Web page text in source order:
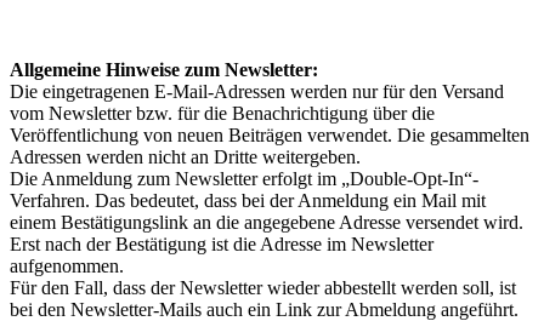
Allgemeine Hinweise zum Newsletter:
Die eingetragenen E-Mail-Adressen werden nur für den Versand
vom Newsletter bzw. für die Benachrichtigung über die
Veröffentlichung von neuen Beiträgen verwendet. Die gesammelten
Adressen werden nicht an Dritte weitergeben.
Die Anmeldung zum Newsletter erfolgt im „Double-Opt-In“-
Verfahren. Das bedeutet, dass bei der Anmeldung ein Mail mit
einem Bestätigungslink an die angegebene Adresse versendet wird.
Erst nach der Bestätigung ist die Adresse im Newsletter
aufgenommen.
Für den Fall, dass der Newsletter wieder abbestellt werden soll, ist
bei den Newsletter-Mails auch ein Link zur Abmeldung angeführt.